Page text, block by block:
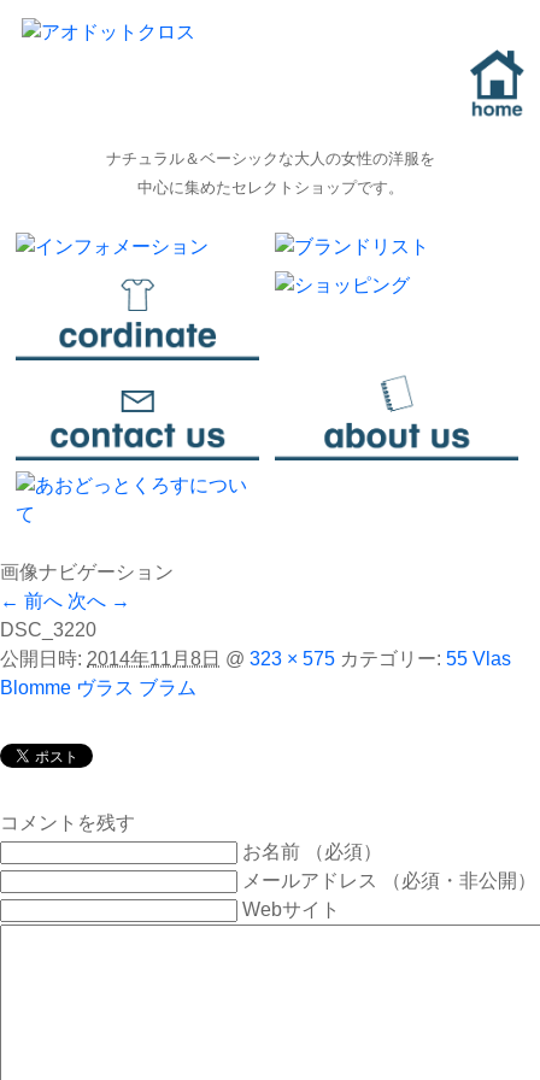
ナチュラル＆ベーシックな大人の女性の洋服を
中心に集めたセレクトショップです。
画像ナビゲーション
← 前へ 次へ →
DSC_3220
公開日時: 2014年11月8日 @ 323 × 575 カテゴリー: 55 Vlas
Blomme ヴラス ブラム
コメントを残す
お名前 （必須）
メールアドレス （必須・非公開）
Webサイト